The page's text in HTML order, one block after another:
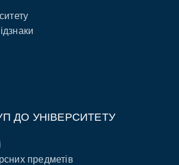
ДО УНІВЕРСИТЕТУ
предметів